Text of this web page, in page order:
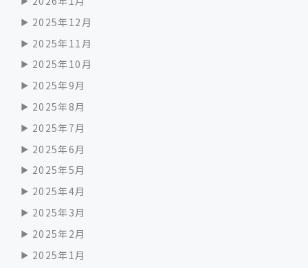
2025年12月
2025年11月
2025年10月
2025年9月
2025年8月
2025年7月
2025年6月
2025年5月
2025年4月
2025年3月
2025年2月
2025年1月